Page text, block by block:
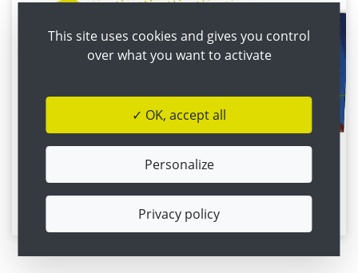
Pippi Langstrumpf
Zum Online-Quiz!
This site uses cookies and gives you control
over what you want to activate
✓ OK, accept all
Personalize
Privacy policy